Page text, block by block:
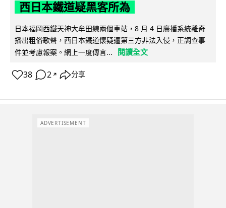
西日本鐵道疑黑客所為
日本福岡西鐵天神大牟田線兩個車站，8 月 4 日廣播系統離奇
播出粗俗歌聲，西日本鐵道懷疑遭第三方非法入侵，正調查事
件並考慮報案。網上一度傳言...
閱讀全文
38 2 ↗ 分享
ADVERTISEMENT